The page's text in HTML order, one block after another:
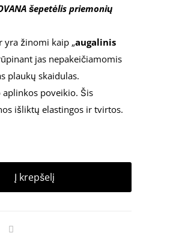
šepetėlis priemonių
yra žinomi kaip „augalinis
jas nepakeičiamomis
plaukų skaidulas.
poveikio. Šis
išliktų elastingos ir tvirtos.
Į krepšelį